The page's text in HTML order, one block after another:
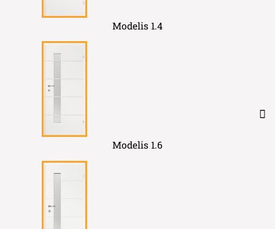
Modelis 1.4
Modelis 1.6